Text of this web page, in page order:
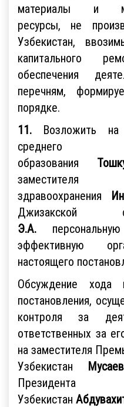
материалы и
ресурсы, не
Узбекистан,
капитального
обеспечения
перечням,
порядке.
11. Возложить
среднего
образования
здравоохранения
Э.А.
эффективную
настоящего
Обсуждение хода
постановления,
контроля за
ответственных за
на заместителя
Узбекистан
Узбекистан